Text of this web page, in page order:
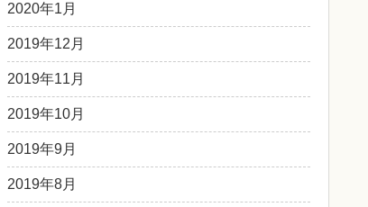
2020年1月
2019年12月
2019年11月
2019年10月
2019年9月
2019年8月